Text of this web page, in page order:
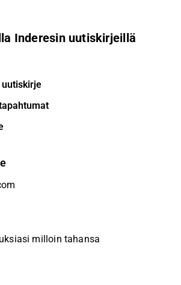
Inderesin uutiskirjeillä
uutiskirje
milloin tahansa